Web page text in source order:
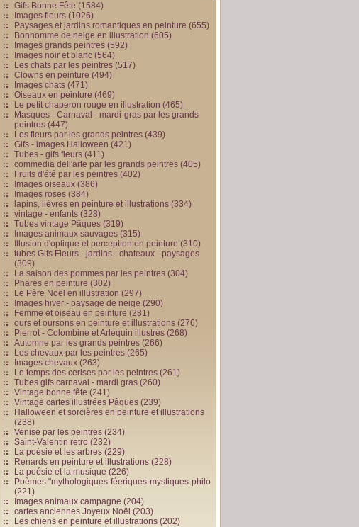
Gifs Bonne Fête (1584)
Images fleurs (1026)
Paysages et jardins romantiques en peinture (655)
Bonhomme de neige en illustration (605)
Images grands peintres (592)
Images noir et blanc (564)
Les chats par les peintres (517)
Clowns en peinture (494)
Images chats (471)
Oiseaux en peinture (469)
Le petit chaperon rouge en illustration (465)
Masques - Carnaval - mardi-gras par les grands
peintres (447)
Les fleurs par les grands peintres (439)
Gifs - images Halloween (421)
Tubes - gifs fleurs (411)
commedia dell'arte par les grands peintres (405)
Fruits d'été par les peintres (402)
Images oiseaux (386)
Images roses (384)
lapins, lièvres en peinture et illustrations (334)
vintage - enfants (328)
Tubes vintage Pâques (319)
Images animaux sauvages (315)
Illusion d'optique et perception en peinture (310)
tubes Gifs Fleurs - jardins - chateaux - paysages
(309)
La saison des pommes par les peintres (304)
Phares en peinture (302)
Le Père Noël en illustration (297)
Images hiver - paysage de neige (290)
Femme et oiseau en peinture (281)
ours et oursons en peinture et illustrations (276)
Pierrot - Colombine et Arlequin illustrés (268)
Automne par les grands peintres (266)
Les chevaux par les peintres (265)
Images chevaux (263)
Le temps des cerises par les peintres (261)
Tubes gifs carnaval - mardi gras (260)
Vintage bonne fête (241)
Vintage cartes illustrées Pâques (239)
Halloween et sorcières en peinture et illustrations
(238)
Venise par les peintres (234)
Saint-Valentin retro (232)
La poésie et les arbres (229)
Renards en peinture et illustrations (228)
La poésie et la musique (226)
Poèmes "mythologiques-féeriques-mystiques-philo
(221)
Images animaux campagne (204)
cartes anciennes Joyeux Noël (203)
Les chiens en peinture et illustrations (202)